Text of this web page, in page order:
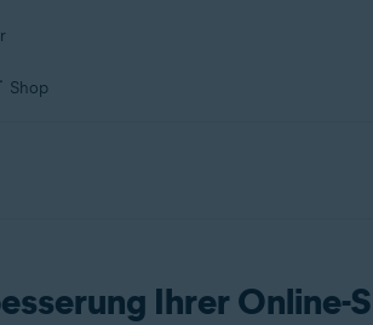
Shop
Ihrer